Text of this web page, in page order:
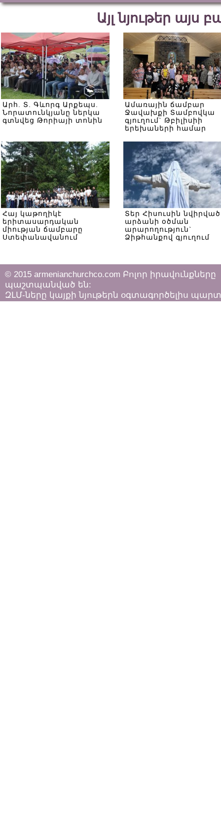
Այլ նյութեր այս
Արհ. Տ. Գևորգ Արքեպս.
Նորատունկյանը ներկա
գտնվեց Թորիայի տոնին
Ամառային ճամբար
Ջավախքի Տամբովկա
գյուղում` Թբիլիսիի
երեխաների համար
Հայ կաթողիկէ
երիտասարդական
միության ճամբարը
Ստեփանավանում
Տեր Հիսուսին նվիրված
արձանի օծման
արարողություն`
Ձիթհանքով գյուղում
© 2015 armenianchurchco.com Բոլոր իրավունքները
պաշտպանված են:
ԶԼՄ-ները կայքի նյութերն օգտագործելիս